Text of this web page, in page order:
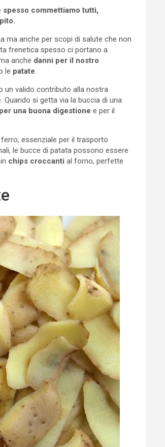
commettiamo tutti,
ma anche per scopi di salute che non
frenetica spesso ci portano a
anche danni per il nostro
le patate
un valido contributo alla nostra
si getta via la buccia di una
una buona digestione e per il
essenziale per il trasporto
le bucce di patata possono essere
chips croccanti al forno, perfette